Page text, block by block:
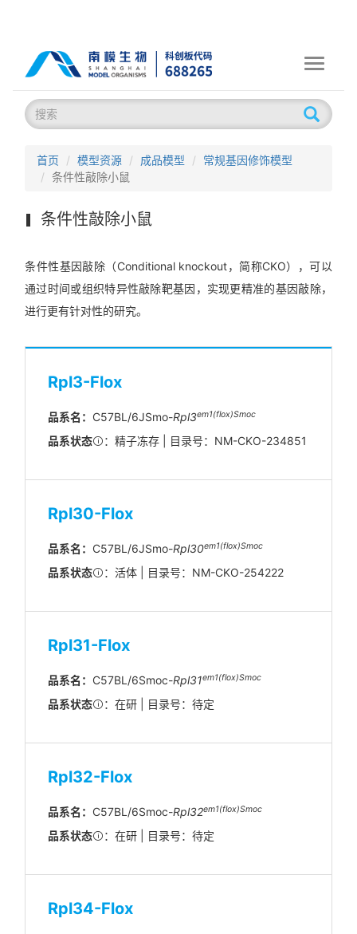
Toggle
首页 模型资源 成品模型
常规基因修饰模型
条件性敲除小鼠
条件性敲除小鼠
条件性基因敲除（Conditional knockout，简称CKO），可以
通过时间或组织特异性敲除靶基因，实现更精准的基因敲除，
进行更有针对性的研究。
Rpl3-Flox
品系名： C57BL/6JSmo-Rpl3em1(flox)Smoc
品系状态 ：精子冻存 | 目录号：NM-CKO-234851
Rpl30-Flox
品系名： C57BL/6JSmo-Rpl30em1(flox)Smoc
品系状态 ：活体 | 目录号：NM-CKO-254222
Rpl31-Flox
品系名： C57BL/6Smoc-Rpl31em1(flox)Smoc
品系状态 ：在研 | 目录号：待定
Rpl32-Flox
品系名： C57BL/6Smoc-Rpl32em1(flox)Smoc
品系状态 ：在研 | 目录号：待定
Rpl34-Flox